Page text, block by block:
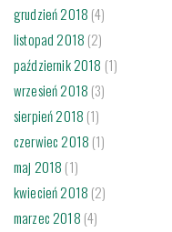
grudzień 2018 (4)
listopad 2018 (2)
październik 2018 (1)
wrzesień 2018 (3)
sierpień 2018 (1)
czerwiec 2018 (1)
maj 2018 (1)
kwiecień 2018 (2)
marzec 2018 (4)